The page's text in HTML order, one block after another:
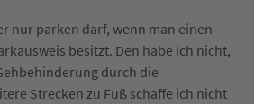
nur parken darf, wenn man einen
besitzt. Den habe ich nicht,
durch die
Strecken zu Fuß schaffe ich nicht